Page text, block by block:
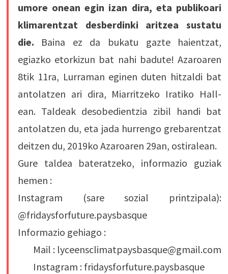
umore onean egin izan dira, eta publikoari
klimarentzat desberdinki aritzea sustatu
die. Baina ez da bukatu gazte haientzat,
egiazko etorkizun bat nahi badute! Azaroaren
8tik 11ra, Lurraman eginen duten hitzaldi bat
antolatzen ari dira, Miarritzeko Iratiko Hall-
ean. Taldeak desobedientzia zibil handi bat
antolatzen du, eta jada hurrengo grebarentzat
deitzen du, 2019ko Azaroaren 29an, ostiralean.
Gure taldea bateratzeko, informazio guziak
hemen :
Instagram (sare sozial printzipala):
@fridaysforfuture.paysbasque
Informazio gehiago :
Mail : lyceensclimatpaysbasque@gmail.com
Instagram : fridaysforfuture.paysbasque